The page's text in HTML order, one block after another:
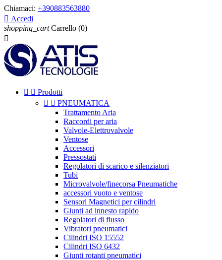
Chiamaci: +390883563880
 Accedi
shopping_cart Carrello (0)

  Prodotti
  PNEUMATICA
Trattamento Aria
Raccordi per aria
Valvole-Elettrovalvole
Ventose
Accessori
Pressostati
Regolatori di scarico e silenziatori
Tubi
Microvalvole/finecorsa Pneumatiche
accessori vuoto e ventose
Sensori Magnetici per cilindri
Giunti ad innesto rapido
Regolatori di flusso
Vibratori pneumatici
Cilindri ISO 15552
Cilindri ISO 6432
Giunti rotanti pneumatici